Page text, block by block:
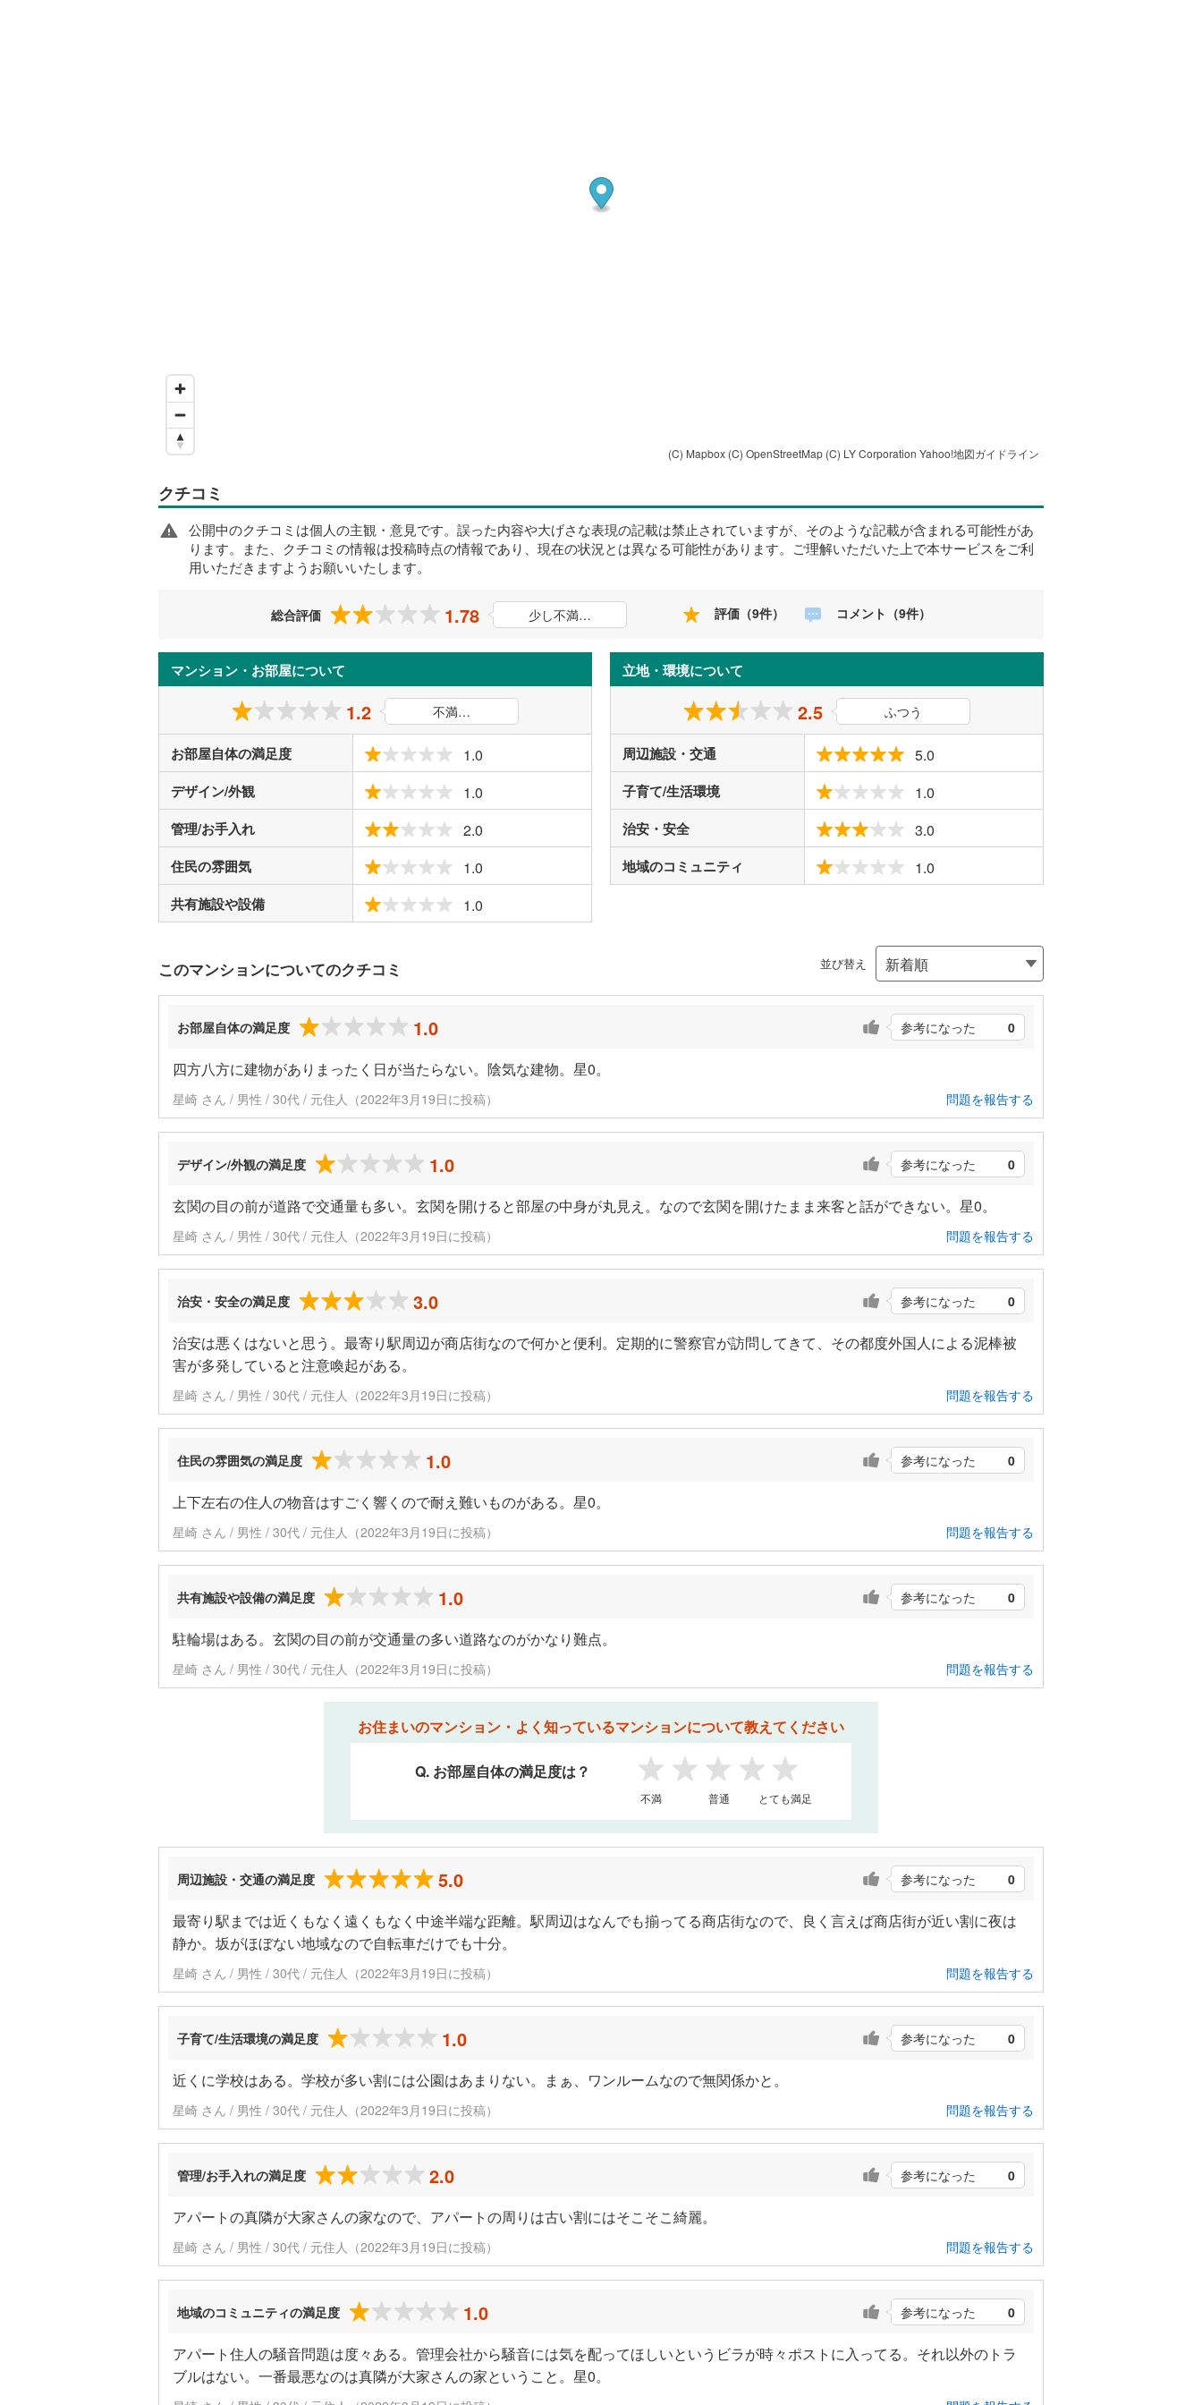
(C) Mapbox (C) OpenStreetMap (C) LY Corporation Yahoo!地図ガイドライン
クチコミ
公開中のクチコミは個人の主観・意見です。誤った内容や大げさな表現の記載は禁止されていますが、そのような記載が含まれる可能性があ
ります。また、クチコミの情報は投稿時点の情報であり、現在の状況とは異なる可能性があります。ご理解いただいた上で本サービスをご利
用いただきますようお願いいたします。
総合評価 1.78 少し不満… 評価（9件） コメント（9件）
マンション・お部屋について
1.2 不満…
お部屋自体の満足度 1.0
デザイン/外観 1.0
管理/お手入れ 2.0
住民の雰囲気 1.0
共有施設や設備 1.0
立地・環境について
2.5 ふつう
周辺施設・交通 5.0
子育て/生活環境 1.0
治安・安全 3.0
地域のコミュニティ 1.0
このマンションについてのクチコミ 並び替え
お部屋自体の満足度 1.0 参考になった 0
四方八方に建物がありまったく日が当たらない。陰気な建物。星0。
星崎 さん / 男性 / 30代 / 元住人（2022年3月19日に投稿） 問題を報告する
デザイン/外観の満足度 1.0 参考になった 0
玄関の目の前が道路で交通量も多い。玄関を開けると部屋の中身が丸見え。なので玄関を開けたまま来客と話ができない。星0。
星崎 さん / 男性 / 30代 / 元住人（2022年3月19日に投稿） 問題を報告する
治安・安全の満足度 3.0 参考になった 0
治安は悪くはないと思う。最寄り駅周辺が商店街なので何かと便利。定期的に警察官が訪問してきて、その都度外国人による泥棒被
害が多発していると注意喚起がある。
星崎 さん / 男性 / 30代 / 元住人（2022年3月19日に投稿） 問題を報告する
住民の雰囲気の満足度 1.0 参考になった 0
上下左右の住人の物音はすごく響くので耐え難いものがある。星0。
星崎 さん / 男性 / 30代 / 元住人（2022年3月19日に投稿） 問題を報告する
共有施設や設備の満足度 1.0 参考になった 0
駐輪場はある。玄関の目の前が交通量の多い道路なのがかなり難点。
星崎 さん / 男性 / 30代 / 元住人（2022年3月19日に投稿） 問題を報告する
お住まいのマンション・よく知っているマンションについて教えてください
Q. お部屋自体の満足度は？
1 2 3 4 5
不満 普通 とても満足
周辺施設・交通の満足度 5.0 参考になった 0
最寄り駅までは近くもなく遠くもなく中途半端な距離。駅周辺はなんでも揃ってる商店街なので、良く言えば商店街が近い割に夜は
静か。坂がほぼない地域なので自転車だけでも十分。
星崎 さん / 男性 / 30代 / 元住人（2022年3月19日に投稿） 問題を報告する
子育て/生活環境の満足度 1.0 参考になった 0
近くに学校はある。学校が多い割には公園はあまりない。まぁ、ワンルームなので無関係かと。
星崎 さん / 男性 / 30代 / 元住人（2022年3月19日に投稿） 問題を報告する
管理/お手入れの満足度 2.0 参考になった 0
アパートの真隣が大家さんの家なので、アパートの周りは古い割にはそこそこ綺麗。
星崎 さん / 男性 / 30代 / 元住人（2022年3月19日に投稿） 問題を報告する
地域のコミュニティの満足度 1.0 参考になった 0
アパート住人の騒音問題は度々ある。管理会社から騒音には気を配ってほしいというビラが時々ポストに入ってる。それ以外のトラ
ブルはない。一番最悪なのは真隣が大家さんの家ということ。星0。